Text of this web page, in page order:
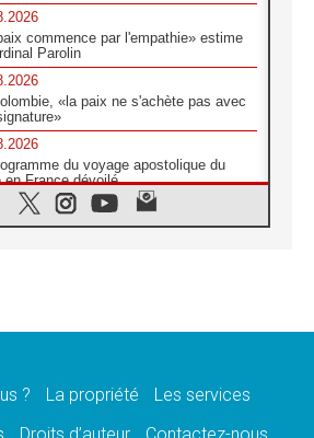
commence par l'empathie» estime
Parolin
«la paix ne s'achète pas avec
du voyage apostolique du
en France dévoilé
continentale sur l'éducation
des «dix jours de prière pour la
? La propriété
Les services